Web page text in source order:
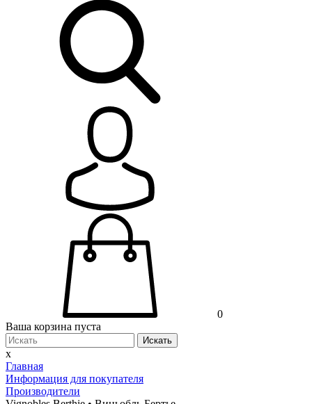
0
Ваша корзина пуста
Искать
x
Главная
Информация для покупателя
Производители